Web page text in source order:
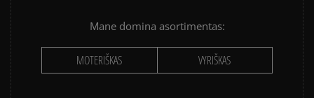
Mane domina asortimentas:
MOTERIŠKAS VYRIŠKAS